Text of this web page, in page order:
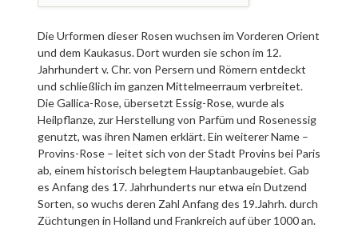
Die Urformen dieser Rosen wuchsen im Vorderen Orient
und dem Kaukasus. Dort wurden sie schon im 12.
Jahrhundert v. Chr. von Persern und Römern entdeckt
und schließlich im ganzen Mittelmeerraum verbreitet.
Die Gallica-Rose, übersetzt Essig-Rose, wurde als
Heilpflanze, zur Herstellung von Parfüm und Rosenessig
genutzt, was ihren Namen erklärt. Ein weiterer Name –
Provins-Rose – leitet sich von der Stadt Provins bei Paris
ab, einem historisch belegtem Hauptanbaugebiet. Gab
es Anfang des 17. Jahrhunderts nur etwa ein Dutzend
Sorten, so wuchs deren Zahl Anfang des 19.Jahrh. durch
Züchtungen in Holland und Frankreich auf über 1000 an.